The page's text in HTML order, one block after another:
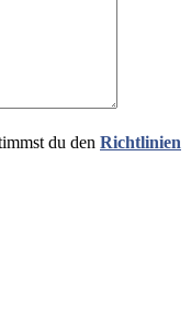
du den Richtlinien